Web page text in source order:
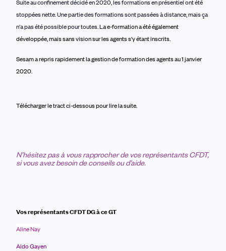
Suite au confinement décidé en 2020, les formations en présentiel ont été
stoppées nette. Une partie des formations sont passées à distance, mais ça
n'a pas été possible pour toutes.La e-formationa été également
développée, mais sans vision surles agents s'y étantinscrits.
Sesam a reprisrapidementla gestion de formation des agents au 1janvier
2020.
Télécharger le tract ci-dessous pour lire la suite.
N’hésitez pas à vous rapprocher de vos représentants CFDT,
si vous avez besoin de conseils ou d’aide.
Vos représentants CFDT DG à ce GT
Aline Nay
Aldo Gayen